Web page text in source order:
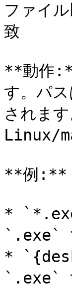
ファイ
致
**動作
す。パ
されま
Linux/
**例:**
*
`.exe`
*
`.exe`